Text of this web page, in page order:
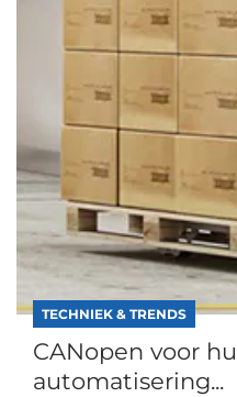
TECHNIEK & TRENDS
CANopen voor
automatisering...